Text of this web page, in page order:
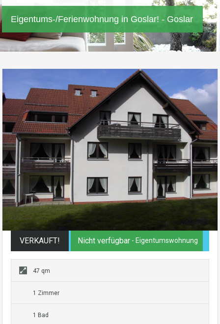
Eigentums-/Ferienwohnung in Goslar! - Goslar
VERKAUFT! Nicht verfügbar - Eigentumswohnung
47 qm
1 Zimmer
1 Bad